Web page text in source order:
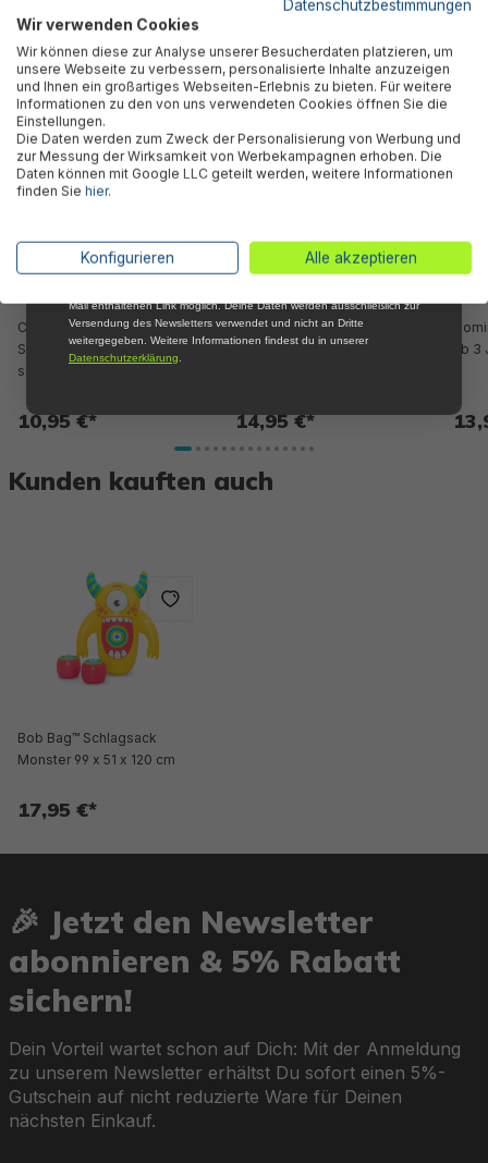
Ähnliche Produkte
Crusader Essential™
Schnorchel-Set ab 3 Jahren,
sortiert
10,95 €*
Aqua Champ Essential™
Schnorchel-Set ab 3 Jahren,
14,95 €*
ab
Kunden kauften auch
Bob Bag™ Schlagsack
Monster 99 x 51 x 120 cm
17,95 €*
🎉 Jetzt den Newsletter
abonnieren & 5% Rabatt
sichern!
Dein Vorteil wartet schon auf Dich: Mit der Anmeldung
zu unserem Newsletter erhältst Du sofort einen 5%-
Gutschein auf nicht reduzierte Ware für Deinen
nächsten Einkauf.
Datenschutzbestimmungen
Wir verwenden Cookies
Wir können diese zur Analyse unserer Besucherdaten platzieren, um
unsere Webseite zu verbessern, personalisierte Inhalte anzuzeigen
und Ihnen ein großartiges Webseiten-Erlebnis zu bieten. Für weitere
Informationen zu den von uns verwendeten Cookies öffnen Sie die
Einstellungen.
Die Daten werden zum Zweck der Personalisierung von Werbung und
zur Messung der Wirksamkeit von Werbekampagnen erhoben. Die
Daten können mit Google LLC geteilt werden, weitere Informationen
finden Sie hier.
Konfigurieren Alle akzeptieren
Abonniere jetzt unseren kostenlosen
Newsletter, verpasse keine Neuigkeiten und
Aktionen mehr und sichere Dir 5 %
Willkommensrabatt auf nicht reduzierte Ware
bei Deiner ersten Bestellung !*
Email
*Mit der Anmeldung zum Newsletter stimmst du zu, regelmäßig per E-
Mail über aktuelle Angebote, Aktionen und Produktneuheiten
Mail enthaltenen Link möglich. Deine Daten werden ausschließlich zur
Versendung des Newsletters verwendet und nicht an Dritte
weitergegeben. Weitere Informationen findest du in unserer
Datenschutzerklärung